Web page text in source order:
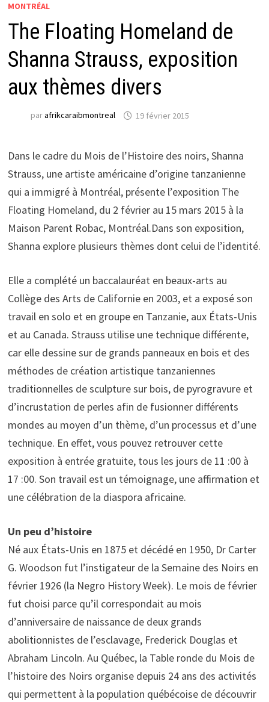
MONTRÉAL
The Floating Homeland de
Shanna Strauss, exposition
aux thèmes divers
parafrikcaraibmontreal 19 février 2015
Dans le cadre du Mois de l’Histoire des noirs, Shanna
Strauss, une artiste américaine d’origine tanzanienne
qui a immigré à Montréal, présente l’exposition The
Floating Homeland, du 2 février au 15 mars 2015 à la
Maison Parent Robac, Montréal.Dans son exposition,
Shanna explore plusieurs thèmes dont celui de l’identité.
Elle a complété un baccalauréat en beaux-arts au
Collège des Arts de Californie en 2003, et a exposé son
travail en solo et en groupe en Tanzanie, aux États-Unis
et au Canada. Strauss utilise une technique différente,
car elle dessine sur de grands panneaux en bois et des
méthodes de création artistique tanzaniennes
traditionnelles de sculpture sur bois, de pyrogravure et
d’incrustation de perles afin de fusionner différents
mondes au moyen d’un thème, d’un processus et d’une
technique. En effet, vous pouvez retrouver cette
exposition à entrée gratuite, tous les jours de 11 :00 à
17 :00. Son travail est un témoignage, une affirmation et
une célébration de la diaspora africaine.
Un peu d’histoire
Né aux États-Unis en 1875 et décédé en 1950, Dr Carter
G. Woodson fut l’instigateur de la Semaine des Noirs en
février 1926 (la Negro History Week). Le mois de février
fut choisi parce qu’il correspondait au mois
d’anniversaire de naissance de deux grands
abolitionnistes de l’esclavage, Frederick Douglas et
Abraham Lincoln. Au Québec, la Table ronde du Mois de
l’histoire des Noirs organise depuis 24 ans des activités
qui permettent à la population québécoise de découvrir